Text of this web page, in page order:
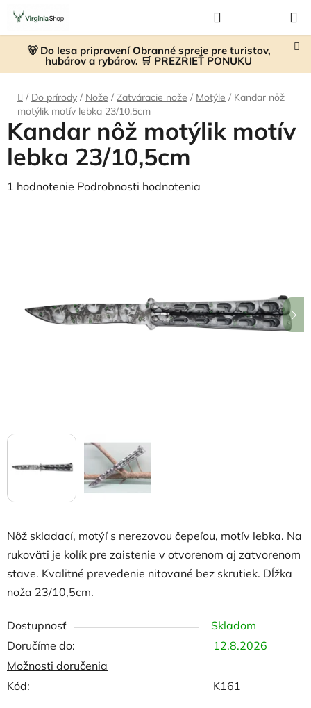
Prejsť
obsah
🐻 Do lesa pripravení Obranné spreje pre turistov,
hubárov a rybárov. 🛒 PREZRIEŤ PONUKU
KOŠÍK
Domov
/ Do prírody / Nože / Zatváracie nože / Motýle / Kandar nôž
motýlik motív lebka 23/10,5cm
Nôž skladací, motýľ s nerezovou čepeľou, motív lebka. Na
rukoväti je kolík pre zaistenie v otvorenom aj zatvorenom
stave. Kvalitné prevedenie nitované bez skrutiek. Dĺžka
noža 23/10,5cm.
Dostupnosť
Skladom
12.8.2026
Možnosti doručenia
Kód:
K161
Kandar nôž motýlik motív
lebka 23/10,5cm
Priemerné
hviezdičiek.
1 hodnotenie Podrobnosti hodnotenia